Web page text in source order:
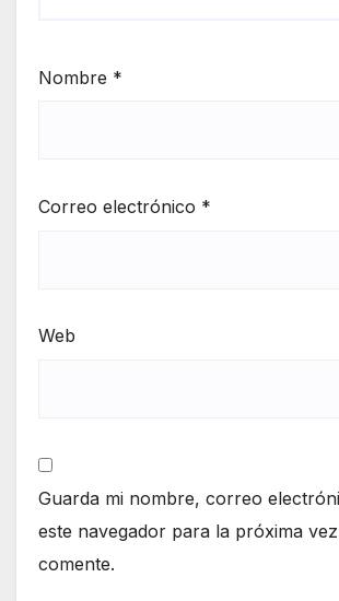
Nombre *
Correo electrónico *
Web
Guarda mi nombre, correo
este navegador para la próxima
comente.